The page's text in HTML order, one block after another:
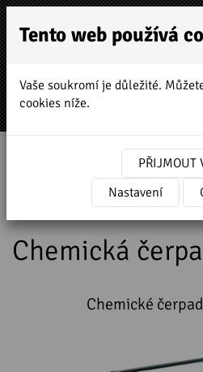
MENU
»
Prodej a
HONDA zahradní a
a čerpadla HONDA
»
Chemická
Chemické
Tento web používá
Vaše soukromí je důležité.
cookies níže.
PŘIJMOUT
Nastavení